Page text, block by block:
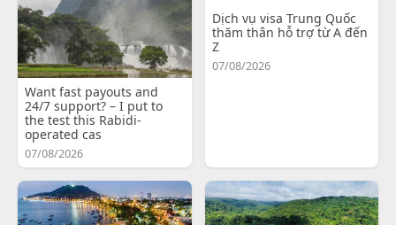
Want fast payouts and
24/7 support? – I put to
the test this Rabidi-
operated cas
07/08/2026
Dịch vụ visa Trung Quốc
thăm thân hỗ trợ từ A đến
Z
07/08/2026